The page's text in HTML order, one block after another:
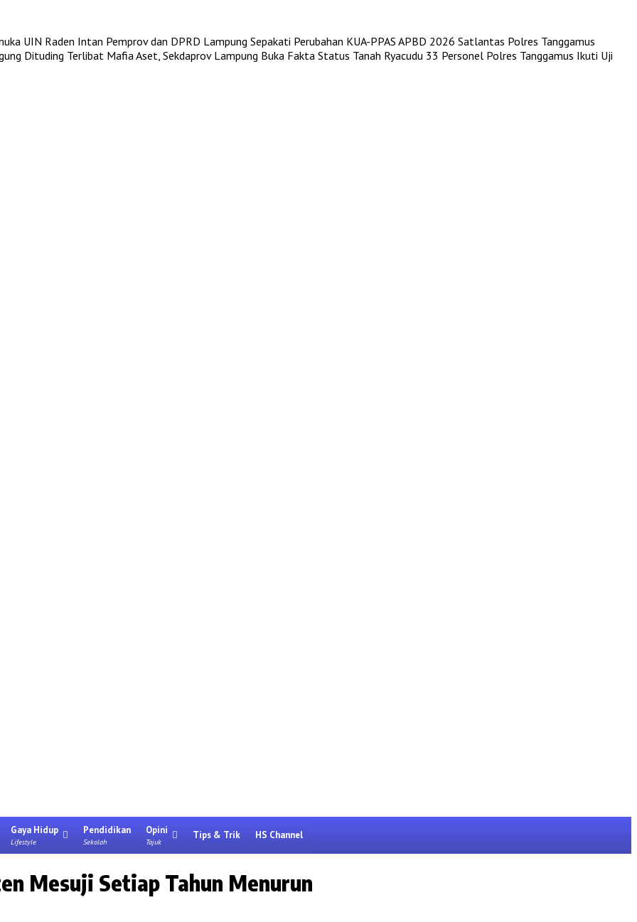
UIN Raden Intan Pemprov dan DPRD Lampung Sepakati Perubahan KUA-PPAS APBD 2026 Satlantas Polres Tanggamus
Dituding Terlibat Mafia Aset, Sekdaprov Lampung Buka Fakta Status Tanah Ryacudu 33 Personel Polres Tanggamus Ikuti Uji
Gaya Hidup
Lifestyle
Pendidikan
Sekolah
Opini
Tajuk
Tips & Trik HS Channel
Mesuji Setiap Tahun Menurun